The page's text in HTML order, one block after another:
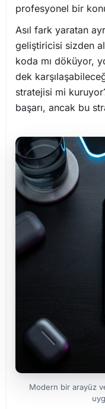
profesyonel bir
Asıl fark yaratan
geliştiricisi sizden
koda mı döküyor,
dek
stratejisi mi
başarı, ancak bu
Modern bir arayüz